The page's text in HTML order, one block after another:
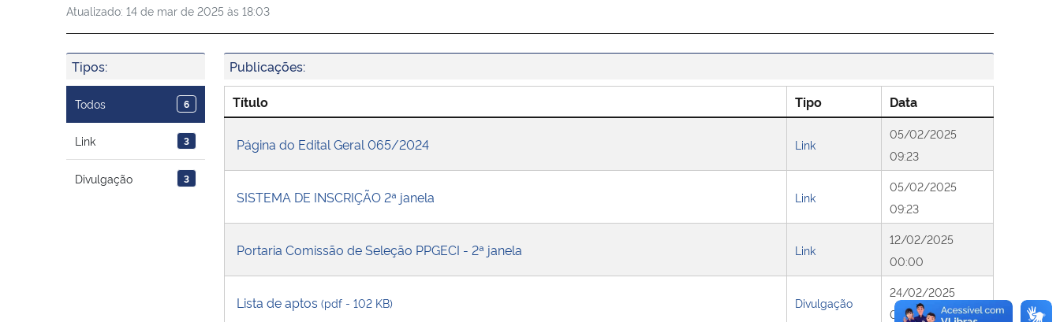
Atualizado: 14 de mar de 2025 às 18:03
Tipos:
Todos 6
Link 3
Divulgação 3
Publicações:
Título Tipo Data
Página do Edital Geral 065/2024 Link
05/02/2025
09:23
SISTEMA DE INSCRIÇÃO 2ª janela Link
05/02/2025
09:23
Portaria Comissão de Seleção PPGECI - 2ª janela Link
12/02/2025
00:00
Lista de aptos (pdf - 102 KB) Divulgação
24/02/2025
00:00